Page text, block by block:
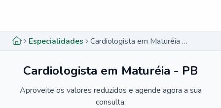
Especialidades Cardiologista em Maturéia - PB
Cardiologista em Maturéia - PB
Aproveite os valores reduzidos e agende agora a sua
consulta.